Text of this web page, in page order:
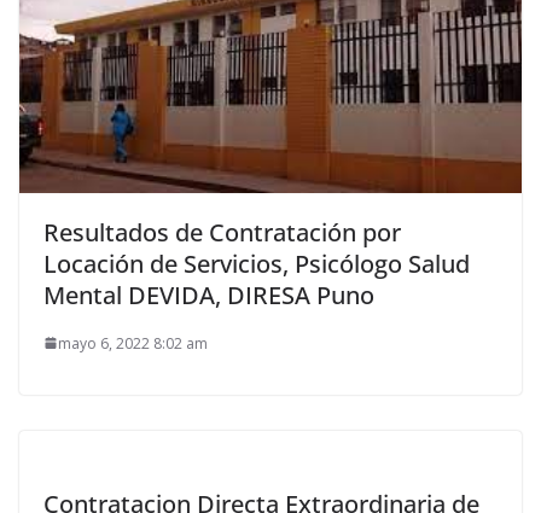
Resultados de Contratación por
Locación de Servicios, Psicólogo Salud
Mental DEVIDA, DIRESA Puno
mayo 6, 2022 8:02 am
Contratacion Directa Extraordinaria de